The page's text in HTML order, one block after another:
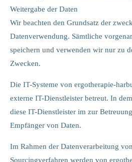
Weitergabe der Daten
Wir beachten den Grundsatz der
Datenverwendung. Sämtliche
speichern und verwenden wir nur zu
Zwecken.
Die IT-Systeme von ergotherapie-
externe IT-Dienstleister betreut. In
diese IT-Dienstleister im zur
Empfänger von Daten.
Im Rahmen der Datenverarbeitung
Sourcingverfahren werden von